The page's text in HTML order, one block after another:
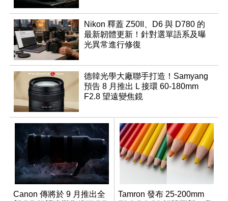
Nikon 釋蓋 Z50II、D6 與 D780 的
最新韌體更新！針對選單語系及曝
光異常進行修復
德韓光學大廠聯手打造！Samyang
預告 8 月推出 L 接環 60-180mm
F2.8 望遠變焦鏡
Canon 傳將於 9 月推出全
Tamron 發布 25-200mm